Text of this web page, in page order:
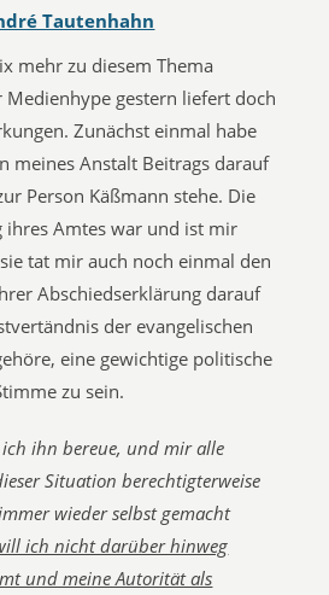
Tautenhahn
mehr zu diesem Thema
Medienhype gestern liefert doch
Zunächst einmal habe
meines Anstalt Beitrags darauf
Person Käßmann stehe. Die
ihres Amtes war und ist mir
tat mir auch noch einmal den
Abschiedserklärung darauf
der evangelischen
eine gewichtige politische
zu sein.
ich ihn bereue, und mir alle
Situation berechtigterweise
wieder selbst gemacht
ich nicht darüber hinweg
und meine Autorität als